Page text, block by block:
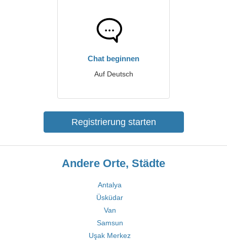
Chat beginnen
Auf Deutsch
Registrierung starten
Andere Orte, Städte
Antalya
Üsküdar
Van
Samsun
Uşak Merkez